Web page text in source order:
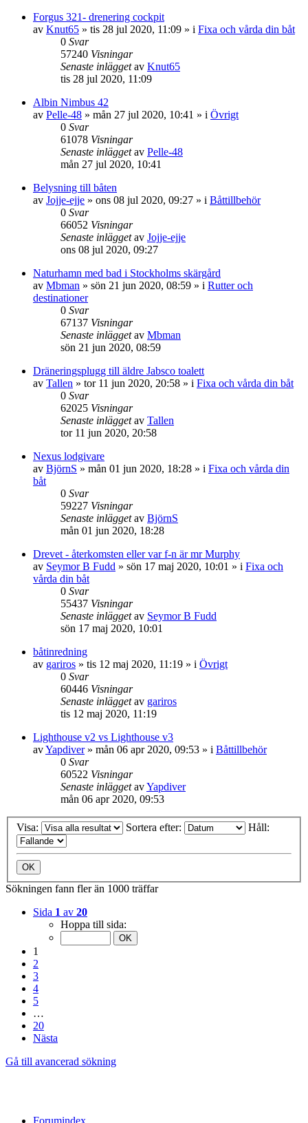
Forgus 321- drenering cockpit
av Knut65 » tis 28 jul 2020, 11:09 » i Fixa och vårda din båt
0 Svar
57240 Visningar
Senaste inläggetav Knut65
tis 28 jul 2020, 11:09
Albin Nimbus 42
av Pelle-48 » mån 27 jul 2020, 10:41 » i Övrigt
0 Svar
61078 Visningar
Senaste inläggetav Pelle-48
mån 27 jul 2020, 10:41
Belysning till båten
av Jojje-ejje » ons 08 jul 2020, 09:27 » i Båttillbehör
0 Svar
66052 Visningar
Senaste inläggetav Jojje-ejje
ons 08 jul 2020, 09:27
Naturhamn med bad i Stockholms skärgård
av Mbman » sön 21 jun 2020, 08:59 » i Rutter och
destinationer
0 Svar
67137 Visningar
Senaste inläggetav Mbman
sön 21 jun 2020, 08:59
Dräneringsplugg till äldre Jabsco toalett
av Tallen » tor 11 jun 2020, 20:58 » i Fixa och vårda din båt
0 Svar
62025 Visningar
Senaste inläggetav Tallen
tor 11 jun 2020, 20:58
Nexus lodgivare
av BjörnS » mån 01 jun 2020, 18:28 » i Fixa och vårda din
båt
0 Svar
59227 Visningar
Senaste inläggetav BjörnS
mån 01 jun 2020, 18:28
Drevet - återkomsten eller var f-n är mr Murphy
av Seymor B Fudd » sön 17 maj 2020, 10:01 » i Fixa och
vårda din båt
0 Svar
55437 Visningar
Senaste inläggetav Seymor B Fudd
sön 17 maj 2020, 10:01
båtinredning
av gariros » tis 12 maj 2020, 11:19 » i Övrigt
0 Svar
60446 Visningar
Senaste inläggetav gariros
tis 12 maj 2020, 11:19
Lighthouse v2 vs Lighthouse v3
avYapdiver» mån 06 apr 2020, 09:53 » i Båttillbehör
0 Svar
60522 Visningar
Senaste inläggetavYapdiver
mån 06 apr 2020, 09:53
Visa: Sortera efter: Håll:
Sökningen fann fler än 1000 träffar
Sida 1 av 20
Hoppa till sida:
1
2
3
4
5
…
20
Nästa
Gå till avancerad sökning